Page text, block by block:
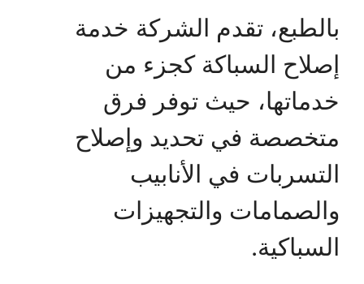
بالطبع، تقدم الشركة خدمة
إصلاح السباكة كجزء من
خدماتها، حيث توفر فرق
متخصصة في تحديد وإصلاح
التسربات في الأنابيب
والصمامات والتجهيزات
السباكية.